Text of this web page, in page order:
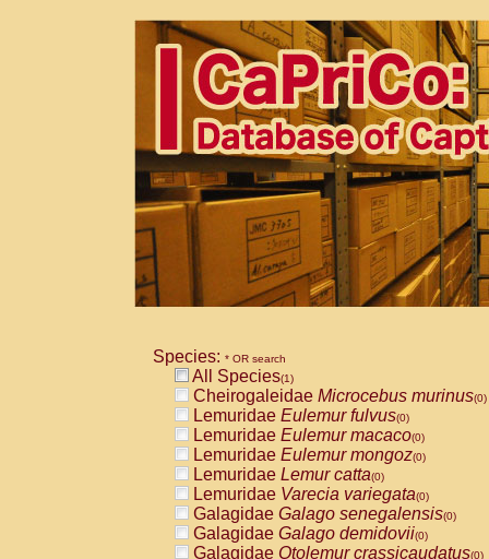
Species: * OR search
All Species(1)
Cheirogaleidae Microcebus murinus(0)
Lemuridae Eulemur fulvus(0)
Lemuridae Eulemur macaco(0)
Lemuridae Eulemur mongoz(0)
Lemuridae Lemur catta(0)
Lemuridae Varecia variegata(0)
Galagidae Galago senegalensis(0)
Galagidae Galago demidovii(0)
Galagidae Otolemur crassicaudatus(0)